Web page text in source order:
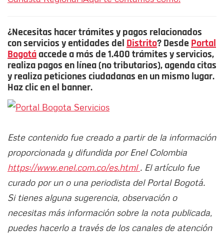
¿Necesitas hacer trámites y pagos relacionados
con servicios y entidades del Distrito? Desde Portal
Bogotáaccede a más de 1.400 trámites y servicios,
realiza pagos en línea (no tributarios), agenda citas
y realiza peticiones ciudadanas en un mismo lugar.
Haz clic en el banner.
Este contenido fue creado a partir de la información
proporcionada y difundida por Enel Colombia
https://www.enel.com.co/es.html. El artículo fue
curado por un o una periodista del Portal Bogotá.
Si tienes alguna sugerencia, observación o
necesitas más información sobre la nota publicada,
puedes hacerlo a través de los canales de atención